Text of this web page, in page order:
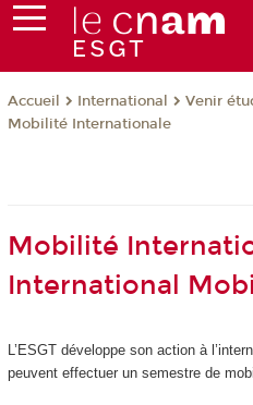
Accueil International
Venir
Mobilité Internationale
Mobilité
International
L’ESGT développe son action à
peuvent effectuer un semestre de